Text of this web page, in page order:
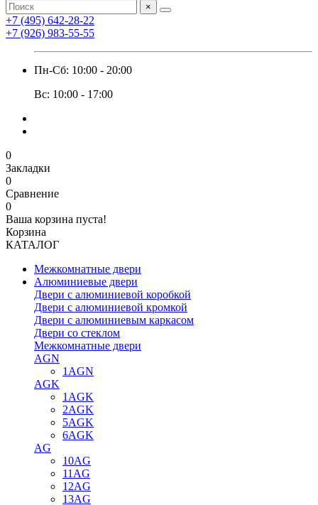
×
+7 (495) 642-28-22
+7 (926) 983-55-55
Пн-Сб: 10:00 - 20:00
Вс: 10:00 - 17:00
0
Закладки
0
Сравнение
0
Ваша корзина пуста!
Корзина
КАТАЛОГ
Межкомнатные двери
Алюминиевые двери
Двери с алюминиевой коробкой
Двери с алюминиевой кромкой
Двери с алюминиевым каркасом
Двери со стеклом
Межкомнатные двери
AGN
1AGN
AGK
1AGK
2AGK
5AGK
6AGK
AG
10AG
11AG
12AG
13AG